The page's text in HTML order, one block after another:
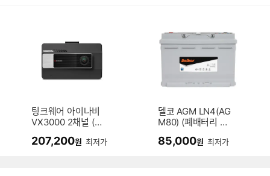
팅크웨어 아이나비
VX3000 2채널 (64
207,200원 최저가
델코 AGM LN4(AG
M80) (폐배터리 반
85,000원 최저가